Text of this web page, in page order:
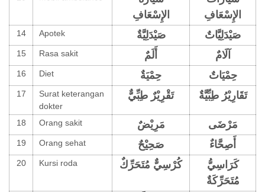
الإِسْعَافِ
الإِسْعَافِ
14 Apotek صَيْدَلِيَّةٌ صَيْدَلِيَّاتٌ
15 Rasa sakit أَلَمٌ آلَامٌ
16 Diet حِمْيَةٌ حِمْيَاتٌ
17
Surat keterangan
dokter
تَقْرِيْرٌ طِبِّيٌّ تَقَارِيْرُ طِبِّيَّةٌ
18 Orang sakit مَرِيْضٌ مَرْضَى
19 Orang sehat صَحِيْحٌ ٌأَصِحَّاء
20 Kursi roda كُرْسِيٌّ مُتَحَرِّكٌ
كَرَاسِيُّ
مُتَحَرِّكَةٌ